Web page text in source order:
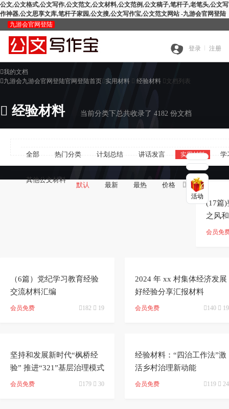
公文,公文格式,公文写作,公文范文,公文材料,公文范例,公文稿子,笔杆子,老笔头,公文写
作神器,公文思享文库,笔杆子家园,公文搜,公文写作宝,公文范文网站 -九游会官网登陆
九游会官网登陆
登录 注册
游
全
重
公
神
校
能
写
入
员
我的文档
九游会九游会官网登陆官网登陆首页实用材料  经验材料  文档列表
 经验材料 当前分类下总共收录了 4182 份文档
全部 热门分类 计划总结 讲话发言 实用材料 学
其他公文材料
默认 最新 最热 价格 

(17篇)
之风
料汇编
会员免
（6篇）党纪学习教育经验
交流材料汇编
会员免费  182  19
2024 年 xx 村集体经济发展
好经验分享汇报材料
会员免费  140  19
坚持和发展新时代“枫桥经
验” 推进“321”基层治理模式
会员免费  179  30
经验材料：“四治工作法”激
活乡村治理新动能
会员免费  119  24
活动